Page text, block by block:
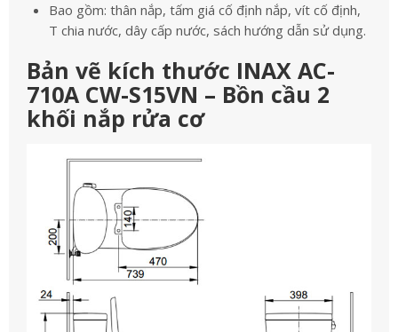
Bao gồm: thân nắp, tấm giá cố định nắp, vít cố định,
T chia nước, dây cấp nước, sách hướng dẫn sử dụng.
Bản vẽ kích thước INAX AC-
710A CW-S15VN – Bồn cầu 2
khối nắp rửa cơ